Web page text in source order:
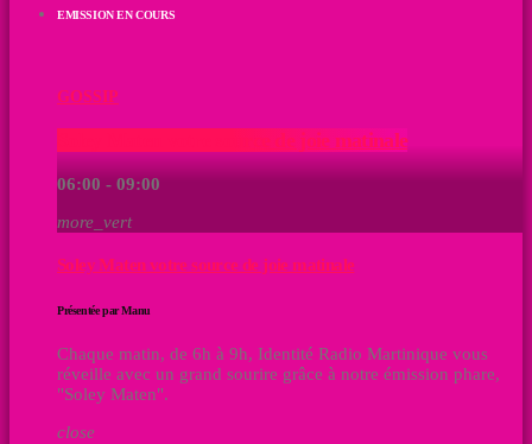
EMISSION EN COURS
GOSSIP
Soley Maten votre source de joie matinale
06:00 - 09:00
more_vert
Soley Maten votre source de joie matinale
Présentée par Manu
Chaque matin, de 6h à 9h, Identité Radio Martinique vous
réveille avec un grand sourire grâce à notre émission phare,
"Soley Maten".
close